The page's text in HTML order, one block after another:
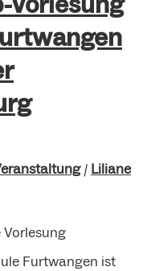
Vorlesung
/ Liliane
Vorlesung
Furtwangen ist